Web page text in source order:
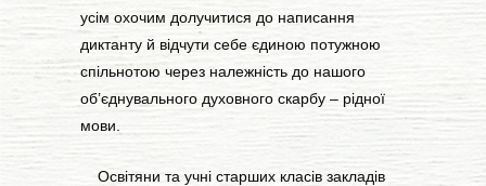
усім охочим долучитися до написання
диктанту й відчути себе єдиною потужною
спільнотою через належність до нашого
об’єднувального духовного скарбу – рідної
мови.
Освітяни та учні старших класів закладів